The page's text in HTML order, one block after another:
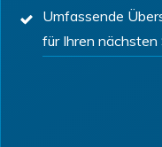
Umfassende
für Ihren nächsten